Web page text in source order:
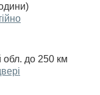
обл. до 250 км